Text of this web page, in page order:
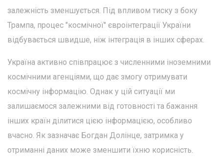
залежність зменшується. Під впливом тиску з боку
Трампа, процес "космічної" євроінтеграції України
відбувається швидше, ніж інтеграція в інших сферах.
Україна активно співпрацює з численними іноземними
космічними агенціями, що дає змогу отримувати
космічну інформацію. Однак у цій ситуації ми
залишаємося залежними від готовності та бажання
інших країн ділитися цією інформацією, особливо
вчасно. Як зазначає Богдан Долінце, затримка у
отриманні даних може зменшити їхню корисність.